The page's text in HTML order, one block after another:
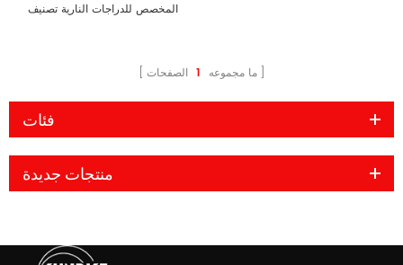
المخصص للدراجات النارية تصنيف
ما مجموعه 1 الصفحات
فئات
منتجات جديدة